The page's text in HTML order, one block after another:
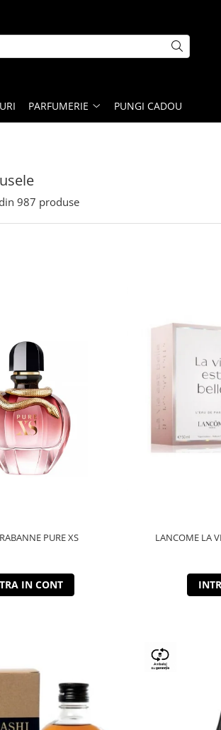
PARFUMERIE PUNGI CADOU
din 987 produse
PURE XS
IN CONT
LANCOME LA